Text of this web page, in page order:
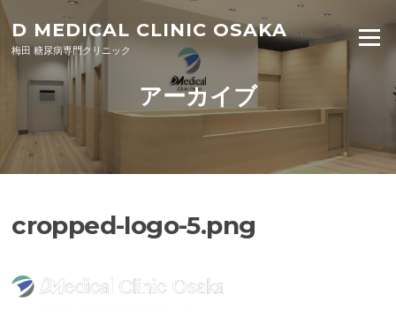
Skip to content
D MEDICAL CLINIC OSAKA
梅田 糖尿病専門クリニック
Menu
アーカイブ
cropped-logo-5.png